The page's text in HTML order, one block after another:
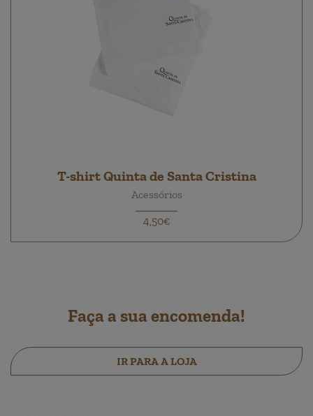
T-shirt Quinta de Santa Cristina
Acessórios
4,50€
Faça a sua encomenda!
IR PARA A LOJA